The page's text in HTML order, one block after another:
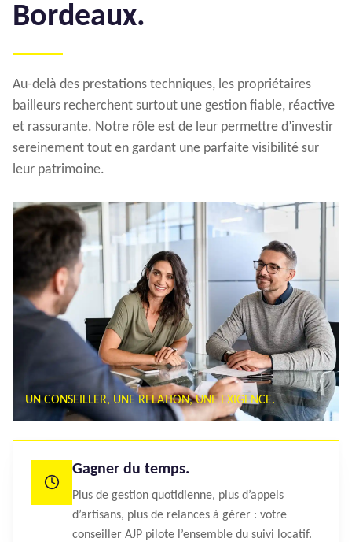
Bordeaux.
Au-delà des prestations techniques, les propriétaires
bailleurs recherchent surtout une gestion fiable, réactive
et rassurante. Notre rôle est de leur permettre d’investir
sereinement tout en gardant une parfaite visibilité sur
leur patrimoine.
UN CONSEILLER, UNE RELATION, UNE EXIGENCE.
Gagner du temps.
Plus de gestion quotidienne, plus d’appels
d’artisans, plus de relances à gérer : votre
conseiller AJP pilote l’ensemble du suivi locatif.